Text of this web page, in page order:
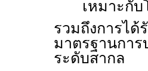
เหมาะกั
รวมถึงการได้
มาตรฐานกา
ระดับสากล